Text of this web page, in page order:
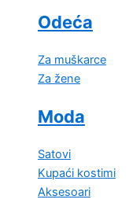
Odeća
Za muškarce
Za žene
Moda
Satovi
Kupaći kostimi
Aksesoari